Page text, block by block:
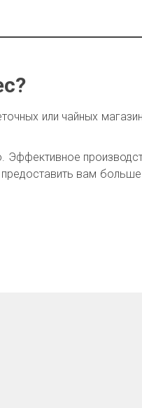
или чайных
Эффективное
вам